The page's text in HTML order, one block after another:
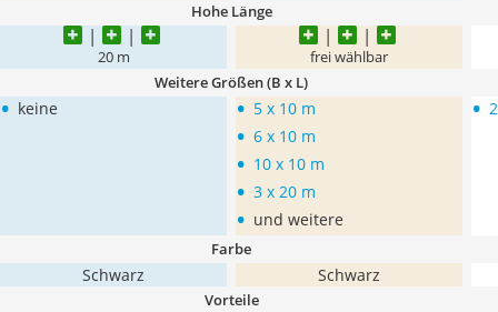
Hohe Länge
20 m frei wählbar
Weitere Größen (B x L)
• keine • 5 x 10 m
• 6 x 10 m
• 10 x 10 m
• 3 x 20 m
• und weitere
•
Farbe
Schwarz Schwarz
Vorteile